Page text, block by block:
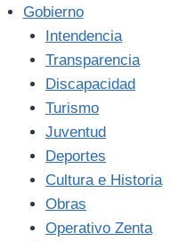
Gobierno
Intendencia
Transparencia
Discapacidad
Turismo
Juventud
Deportes
Cultura e Historia
Obras
Operativo Zenta